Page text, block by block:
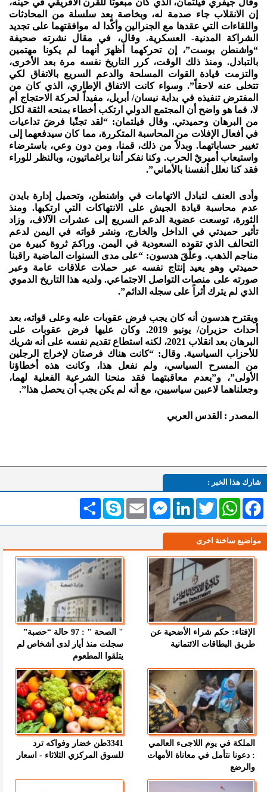
وقال جيفري فيلتمان، الذي كان مبعوثاً للقرن الأفريقي في حينه،
إن الانقلاب جاء صدمة له، وبخاصة بعد سلسلة من المحادثات
واللقاءات التي عقدها مع الجنرالين وأكّدا له موافقتهما على تجديد
الشراكة المدنية- العسكرية. وقال، في مقال نشرته صحيفة
“واشنطن بوست”، إن تحركهما أظهرَ أنهما لم يكونا مهتمين
بالتبادل. ومنذ ذلك الوقت، كرر التاريخ نفسه مرة بعد الأخرى،
والتزمت قيادة القوات المسلحة والدعم السريع بالاتفاق لكي
تتخلى عنه لاحقاً”. وسواء كانت الاتفاق الإطاري، الذي كان من
المفترض تنفيذه في بداية نيسان/ أبريل، مفيداً لحركة الاحتجاج أم
لا، فما هو واضح أن المجتمع الدولي ارتكب أخطاء بمنحه الثقة لكل
من البرهان وحميدتي. وقال فيلتمان: “لقد تجنّبا فرضَ تداعيات
في أفعال الإفلات من المحاسبة المتكررة، مما كان سيدفعهما إلى
تغيير حساباتهما. وبدلاً من ذلك، قمنا، ومن دون وعي، باسترضاء
واستيعاب أميريْ الحرب. وكنا نفكر أننا براغماتيون، وبالنظر للوراء
فقد كنا نعلل أنفسنا بالأماني”.
وأدى العنف لتبادل الاتهامات في واشنطن، وتحميل إدارة بايدن
عدم محاسبة قيادة الجيش على الانتهاكات التي ارتكبها. ومنذ
الثورة، توسعت عضوية الدعم السريع إلى عشرات الآلاف، وزاد
تأثير حميدتي في الداخل والخارج، ونشر قواته في اليمن لدعم
التحالف الذي تقوده السعودية في اليمن. وراكمَ ثروة كبيرة من
مناجم الذهب. وعلّقَ هدسون: “على مدى السنوات الماضية راقبنا
حميدتي وهو يعيد إنتاج نفسه عبر حملات علاقات عامة وعبر
صورته على منصات التواصل الاجتماعي. ولديه هذا التاريخ الدموي
الذي لم يترك أثراً على سجله الدائم”.
ويقترح هدسون أنه كان يجب فرض عقوبات عليه وعلى قواته، بعد
أحداث حزيران/ يونيو 2019. وكان عليها فرض عقوبات على
البرهان بعد انقلاب 2021، لكنه استطاع تقديم نفسه على أنه شريك
للأحزاب السياسية. وقال: “كانت هناك فرصتان لإخراج الرجلين
من المسرح السياسي، ولم نفعل هذا، وكانت هذه أخطاؤنا
الأولى”، و”بعدم معاقبتهما فقد منحنا الشرعية الفعلية لهما،
وجعلناهما لاعبين سياسيين، مع أنه لم يكن يجب أن يحصل هذا”.
المصدر : القدس العربي
شارك هذا الخبر :
انشر Skype Email
MessengerLinkedInTwitterWhatsAppFacebook
مواضيع ساخنة اخرى
الإفتاء: حكم شراء الأضحية عن
طريق البطاقات الائتمانية
" الصحة " : 97 حالة “حصبة”
سجلت منذ أيار لدى أشخاص لم
يتلقوا المطعوم
الملكة في يوم اللاجىء العالمي
: دعونا نتأمل في معاناة الأمهات
والرضع
3341طن خضار وفواكه ترد
للسوق المركزي الثلاثاء - اسعار